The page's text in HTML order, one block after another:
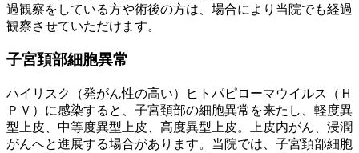
過観察をしている方や術後の方は、場合により当院でも経過
観察させていただけます。
子宮頚部細胞異常
ハイリスク（発がん性の高い）ヒトパピローマウイルス（Ｈ
ＰＶ）に感染すると、子宮頚部の細胞異常を来たし、軽度異
型上皮、中等度異型上皮、高度異型上皮。上皮内がん、浸潤
がんへと進展する場合があります。当院では、子宮頚部細胞